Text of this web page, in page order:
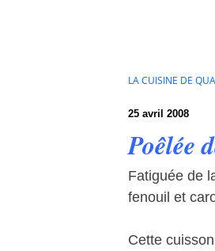
LA CUISINE DE
25 avril 2008
Poêlée
Fatiguée de
fenouil et
Cette